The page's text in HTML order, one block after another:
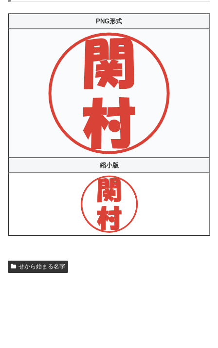
PNG形式
縮小版
せから始まる名字